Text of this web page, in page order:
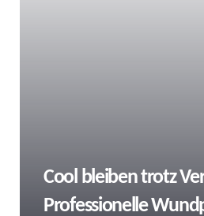
Cool bleiben trotz
Professionelle